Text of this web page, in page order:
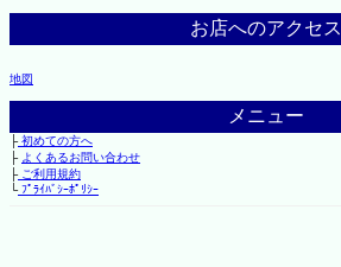
お店へのアクセス
地図
メニュー
├初めての方へ
├ よくあるお問い合わせ
├ご利用規約
└ﾌﾟﾗｲﾊﾞｼｰﾎﾟﾘｼｰ